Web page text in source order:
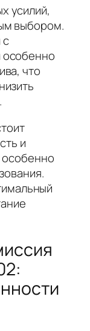
усилий,
выбором.
особенно
что
и